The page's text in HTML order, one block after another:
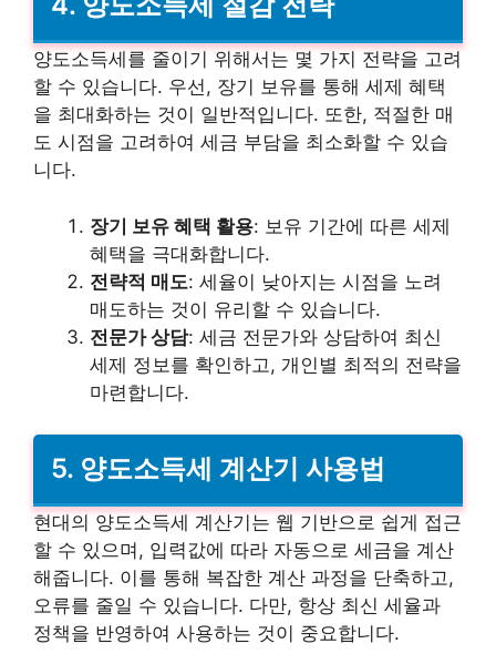
양도소득세를 줄이기 위해서는 몇 가지 전략을 고려
할 수 있습니다. 우선, 장기 보유를 통해 세제 혜택
을 최대화하는 것이 일반적입니다. 또한, 적절한 매
도 시점을 고려하여 세금 부담을 최소화할 수 있습
니다.
장기 보유 혜택 활용: 보유 기간에 따른 세제
혜택을 극대화합니다.
전략적 매도: 세율이 낮아지는 시점을 노려
매도하는 것이 유리할 수 있습니다.
전문가 상담: 세금 전문가와 상담하여 최신
세제 정보를 확인하고, 개인별 최적의 전략을
마련합니다.
5. 양도소득세 계산기 사용법
현대의 양도소득세 계산기는 웹 기반으로 쉽게 접근
할 수 있으며, 입력값에 따라 자동으로 세금을 계산
해줍니다. 이를 통해 복잡한 계산 과정을 단축하고,
오류를 줄일 수 있습니다. 다만, 항상 최신 세율과
정책을 반영하여 사용하는 것이 중요합니다.